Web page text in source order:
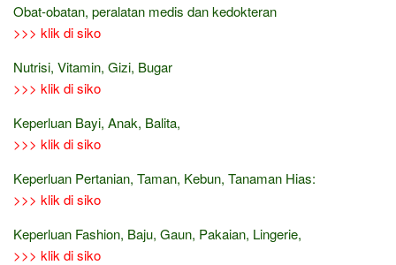
Obat-obatan, peralatan medis dan kedokteran
>>> klik di siko
Nutrisi, Vitamin, Gizi, Bugar
>>> klik di siko
Keperluan Bayi, Anak, Balita,
>>> klik di siko
Keperluan Pertanian, Taman, Kebun, Tanaman Hias:
>>> klik di siko
Keperluan Fashion, Baju, Gaun, Pakaian, Lingerie,
>>> klik di siko